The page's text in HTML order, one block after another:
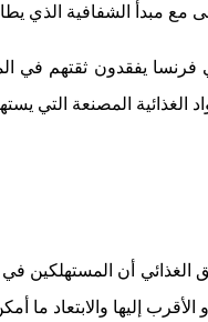
مع مبدأ الشفافية الذي
أن المستهلكين